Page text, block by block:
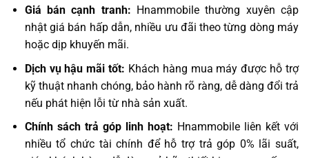
Giá bán cạnh tranh: Hnammobile thường xuyên cập
nhật giá bán hấp dẫn, nhiều ưu đãi theo từng dòng máy
hoặc dịp khuyến mãi.
Dịch vụ hậu mãi tốt: Khách hàng mua máy được hỗ trợ
kỹ thuật nhanh chóng, bảo hành rõ ràng, dễ dàng đổi trả
nếu phát hiện lỗi từ nhà sản xuất.
Chính sách trả góp linh hoạt: Hnammobile liên kết với
nhiều tổ chức tài chính để hỗ trợ trả góp 0% lãi suất,